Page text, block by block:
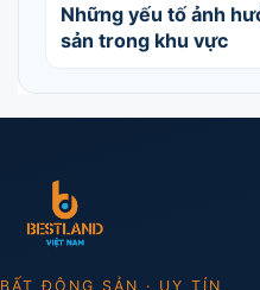
Những yếu tố ảnh
sản trong khu vực
BẤT ĐỘNG SẢN · UY TÍN